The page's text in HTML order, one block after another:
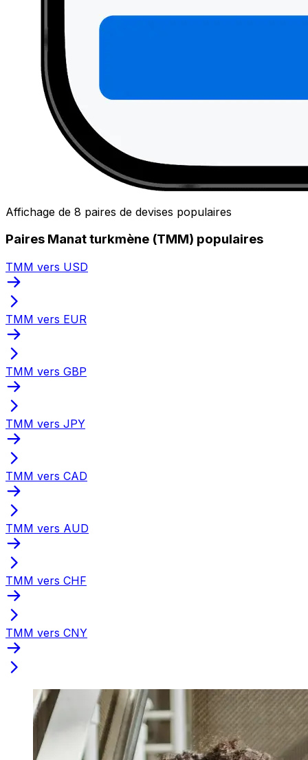
Affichage de 8 paires de devises populaires
Paires Manat turkmène (TMM) populaires
TMM vers USD
TMM vers EUR
TMM vers GBP
TMM vers JPY
TMM vers CAD
TMM vers AUD
TMM vers CHF
TMM vers CNY